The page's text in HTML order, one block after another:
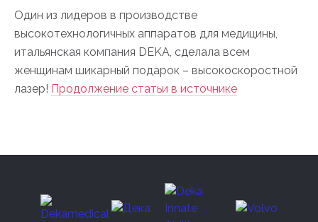
Один из лидеров в производстве
высокотехнологичных аппаратов для медицины,
итальянская компания DEKA, сделала всем
женщинам шикарный подарок – высокоскоростной
лазер! Продолжение статьи в источнике